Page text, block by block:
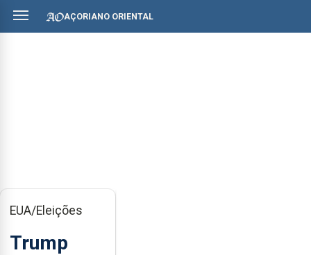
AÇORIANO ORIENTAL
EUA/Eleições
Trump